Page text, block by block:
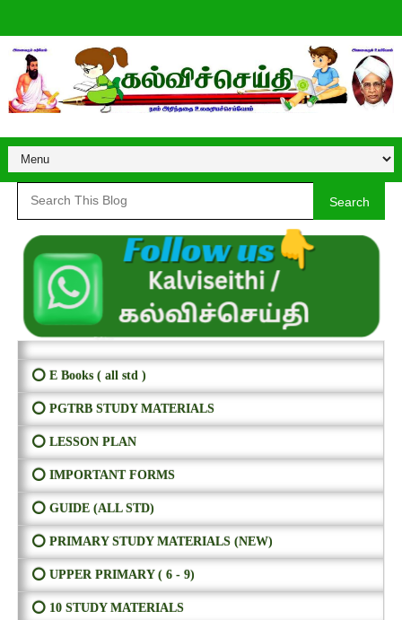
Search
⭕ E Books ( all std )
⭕ PGTRB STUDY MATERIALS
⭕ LESSON PLAN
⭕ IMPORTANT FORMS
⭕ GUIDE (ALL STD)
⭕ PRIMARY STUDY MATERIALS (NEW)
⭕ UPPER PRIMARY ( 6 - 9)
⭕ 10 STUDY MATERIALS